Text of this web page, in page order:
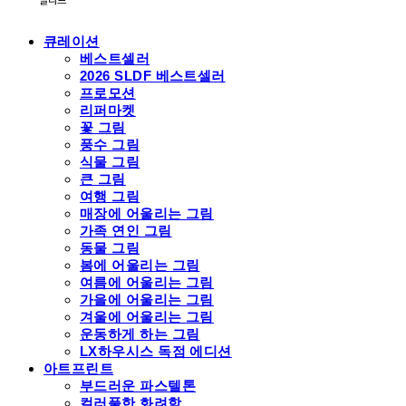
큐레이션
베스트셀러
2026 SLDF 베스트셀러
프로모션
리퍼마켓
꽃 그림
풍수 그림
식물 그림
큰 그림
여행 그림
매장에 어울리는 그림
가족 연인 그림
동물 그림
봄에 어울리는 그림
여름에 어울리는 그림
가을에 어울리는 그림
겨울에 어울리는 그림
운동하게 하는 그림
LX하우시스 독점 에디션
아트프린트
부드러운 파스텔톤
컬러풀한 화려함